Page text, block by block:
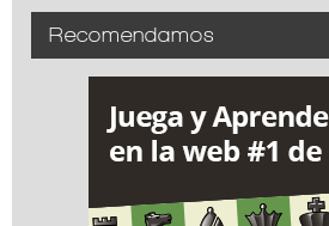
Recomendamos